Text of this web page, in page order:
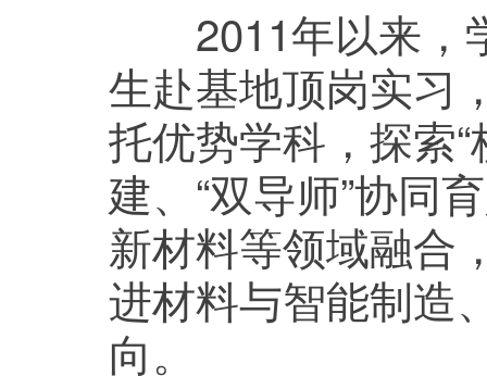
2011年以来，
生赴基地顶岗实习
托优势学科，探索
建、“双导师”协同
新材料等领域融合
进材料与智能制造
向。